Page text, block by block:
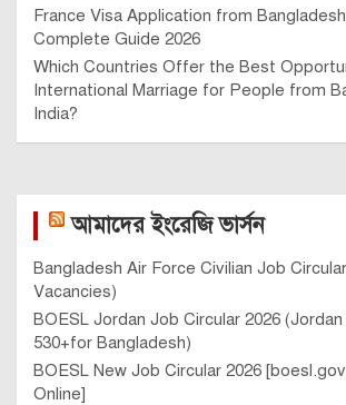
France Visa Application from
Complete Guide 2026
Which Countries Offer the Best
International Marriage for People from
India?
আমাদের ইংরেজি ভার্সন
Bangladesh Air Force Civilian Job
Vacancies)
BOESL Jordan Job Circular 2026
530+for Bangladesh)
BOESL New Job Circular 2026
Online]